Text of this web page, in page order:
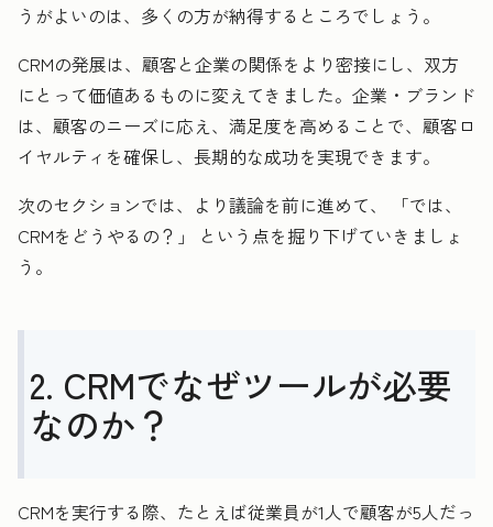
うがよいのは、多くの方が納得するところでしょう。
CRMの発展は、顧客と企業の関係をより密接にし、双方
にとって価値あるものに変えてきました。企業・ブランド
は、顧客のニーズに応え、満足度を高めることで、顧客ロ
イヤルティを確保し、長期的な成功を実現できます。
次のセクションでは、より議論を前に進めて、 「では、
CRMをどうやるの？」 という点を掘り下げていきましょ
う。
2. CRMでなぜツールが必要
なのか？
CRMを実行する際、たとえば従業員が1人で顧客が5人だっ